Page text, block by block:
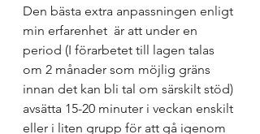
Den bästa extra anpassningen enligt
min erfarenhet  är att under en
period (I förarbetet till lagen talas
om 2 månader som möjlig gräns
innan det kan bli tal om särskilt stöd)
avsätta 15-20 minuter i veckan enskilt
eller i liten grupp för att gå igenom